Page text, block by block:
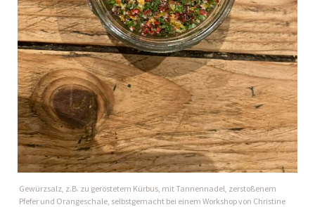
Gewürzsalz, z.B. zu geröstetem Kürbus, mit Tannennadel, zerstoßenem
Pfefer und Orangeschale, selbstgemacht bei einem Workshop von Christine